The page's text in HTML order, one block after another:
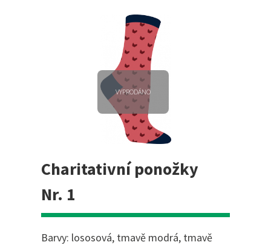
VYPRODÁNO
Charitativní ponožky
Nr. 1
Barvy: lososová, tmavě modrá, tmavě